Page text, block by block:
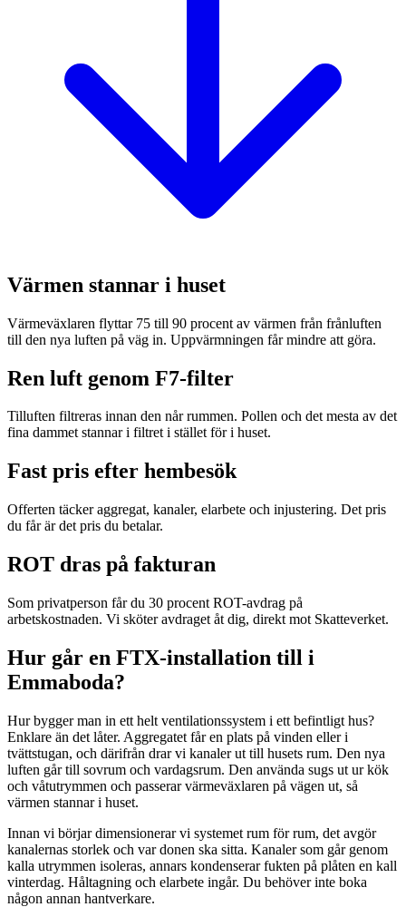
Värmen stannar i huset
Värmeväxlaren flyttar 75 till 90 procent av värmen från frånluften
till den nya luften på väg in. Uppvärmningen får mindre att göra.
Ren luft genom F7-filter
Tilluften filtreras innan den når rummen. Pollen och det mesta av det
fina dammet stannar i filtret i stället för i huset.
Fast pris efter hembesök
Offerten täcker aggregat, kanaler, elarbete och injustering. Det pris
du får är det pris du betalar.
ROT dras på fakturan
Som privatperson får du 30 procent ROT-avdrag på
arbetskostnaden. Vi sköter avdraget åt dig, direkt mot Skatteverket.
Hur går en FTX-installation till i
Emmaboda?
Hur bygger man in ett helt ventilationssystem i ett befintligt hus?
Enklare än det låter. Aggregatet får en plats på vinden eller i
tvättstugan, och därifrån drar vi kanaler ut till husets rum. Den nya
luften går till sovrum och vardagsrum. Den använda sugs ut ur kök
och våtutrymmen och passerar värmeväxlaren på vägen ut, så
värmen stannar i huset.
Innan vi börjar dimensionerar vi systemet rum för rum, det avgör
kanalernas storlek och var donen ska sitta. Kanaler som går genom
kalla utrymmen isoleras, annars kondenserar fukten på plåten en kall
vinterdag. Håltagning och elarbete ingår. Du behöver inte boka
någon annan hantverkare.